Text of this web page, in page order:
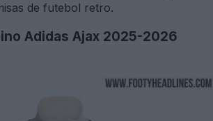
de futebol retro.
Adidas Ajax 2025-2026